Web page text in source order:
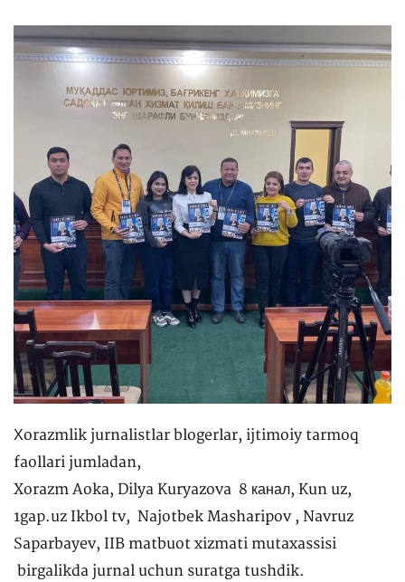
Хorazmlik jurnalistlar blogerlar, ijtimoiy tarmoq
faollari jumladan,
Xorazm Aoka, Dilya Kuryazova 8 канал, Kun uz,
1gap.uz Ikbol tv, Najotbek Masharipov , Navruz
Saparbayev, IIB matbuot xizmati mutaxassisi
birgalikda jurnal uchun suratga tushdik.